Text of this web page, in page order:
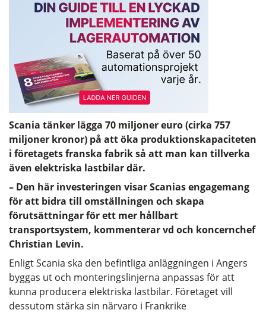
Scania tänker lägga 70 miljoner euro (cirka 757
miljoner kronor) på att öka produktionskapaciteten
i företagets franska fabrik så att man kan tillverka
även elektriska lastbilar där.
– Den här investeringen visar Scanias engagemang
för att bidra till omställningen och skapa
förutsättningar för ett mer hållbart
transportsystem, kommenterar vd och koncernchef
Christian Levin.
Enligt Scania ska den befintliga anläggningen i Angers
byggas ut och monteringslinjerna anpassas för att
kunna producera elektriska lastbilar. Företaget vill
dessutom stärka sin närvaro i Frankrike